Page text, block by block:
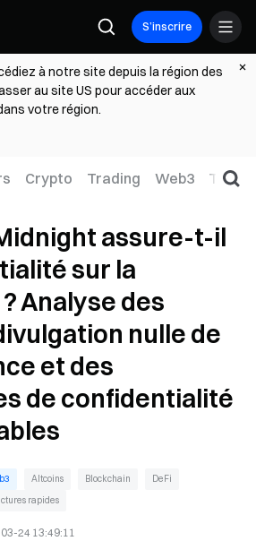
S’inscrire
à notre site depuis la région des
au site US pour accéder aux
votre région.
Crypto Trading Web3 TradFi
assure-t-il
sur la
Analyse des
nulle de
et des
de confidentialité
Altcoins Blockchain
DeFi
rapides
24 13:49:11